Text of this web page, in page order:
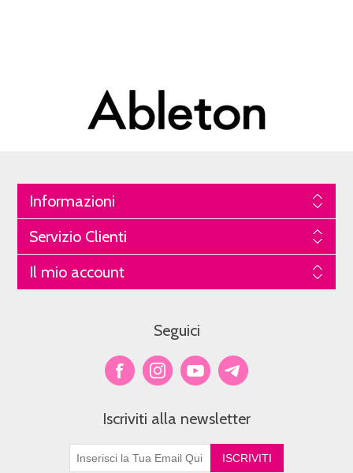
Informazioni
Servizio Clienti
Il mio account
Seguici
Iscriviti alla newsletter